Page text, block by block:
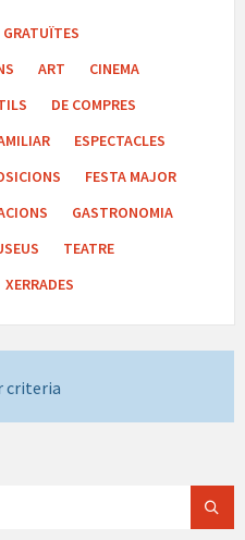
ART
CINEMA
DE COMPRES
ESPECTACLES
FESTA MAJOR
GASTRONOMIA
TEATRE
XERRADES
criteria